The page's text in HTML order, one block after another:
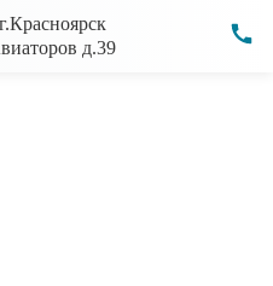
г.Красноярск
д.39